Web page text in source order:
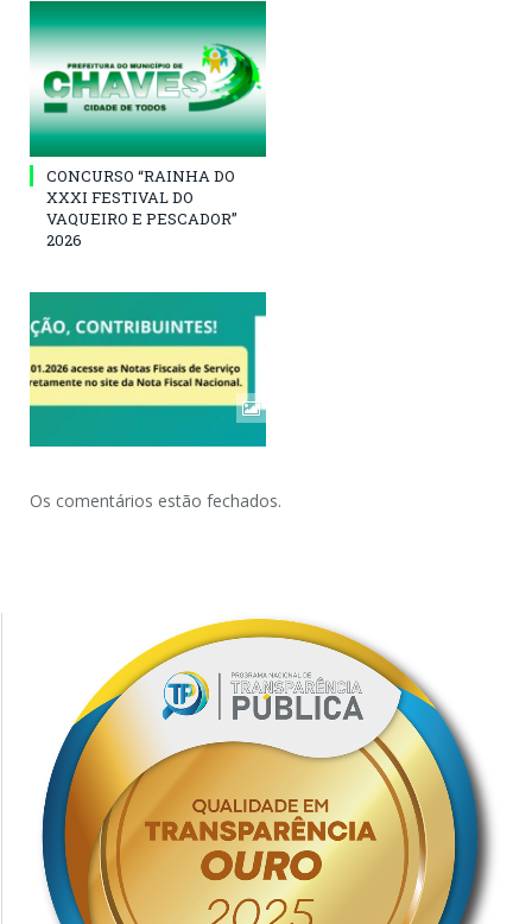
CONCURSO “RAINHA DO
XXXI FESTIVAL DO
VAQUEIRO E PESCADOR”
2026
Os comentários estão fechados.